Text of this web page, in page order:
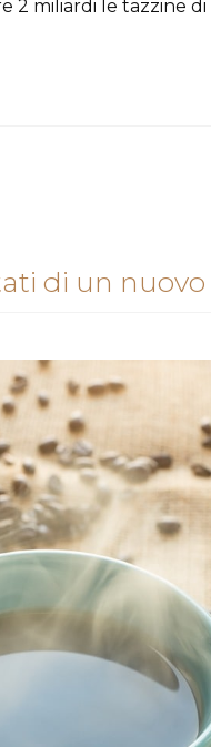
2 miliardi le tazzine
di un